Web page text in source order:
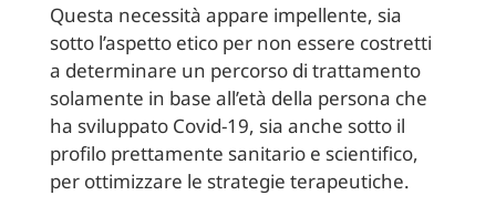
Questa necessità appare impellente, sia
sotto l’aspetto etico per non essere costretti
a determinare un percorso di trattamento
solamente in base all’età della persona che
ha sviluppato Covid-19, sia anche sotto il
profilo prettamente sanitario e scientifico,
per ottimizzare le strategie terapeutiche.